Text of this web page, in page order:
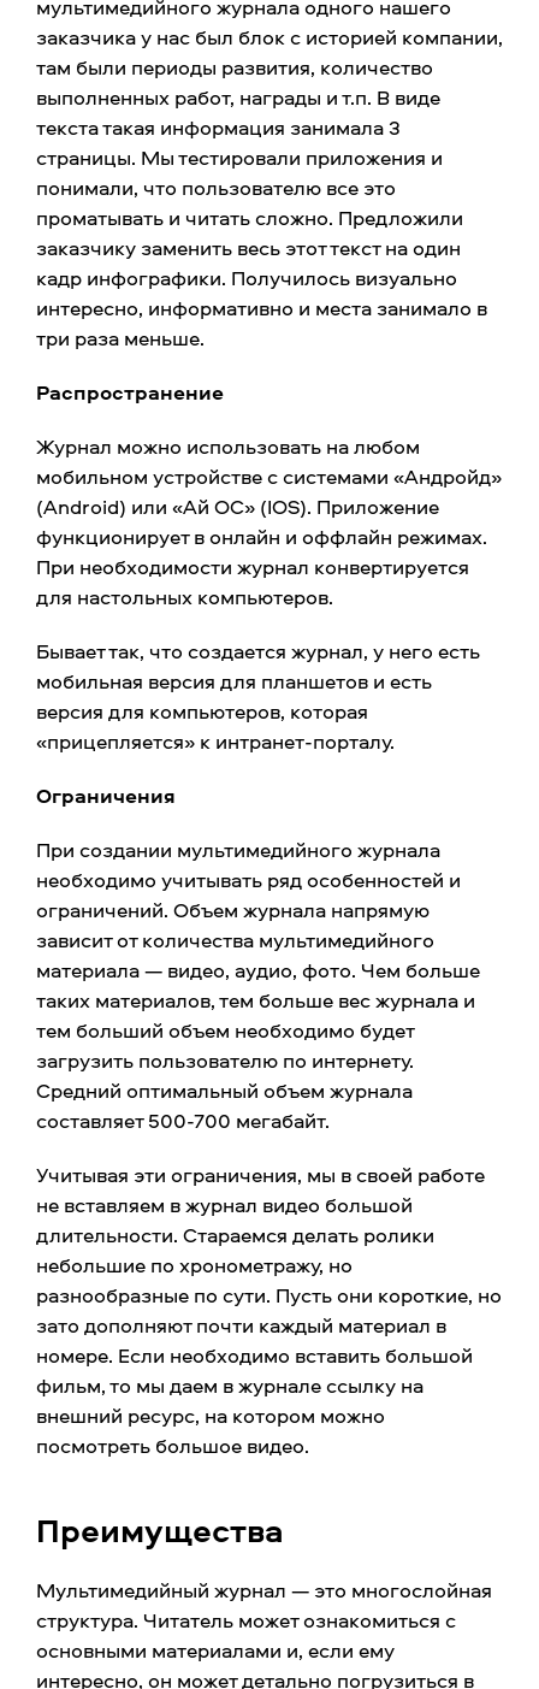
мультимедийного журнала одного нашего
заказчика у нас был блок с историей компании,
там были периоды развития, количество
выполненных работ, награды и т.п. В виде
текста такая информация занимала 3
страницы. Мы тестировали приложения и
понимали, что пользователю все это
проматывать и читать сложно. Предложили
заказчику заменить весь этот текст на один
кадр инфографики. Получилось визуально
интересно, информативно и места занимало в
три раза меньше.
Распространение
Журнал можно использовать на любом
мобильном устройстве с системами «Андройд»
(Android) или «Ай ОС» (IOS). Приложение
функционирует в онлайн и оффлайн режимах.
При необходимости журнал конвертируется
для настольных компьютеров.
Бывает так, что создается журнал, у него есть
мобильная версия для планшетов и есть
версия для компьютеров, которая
«прицепляется» к интранет-порталу.
Ограничения
При создании мультимедийного журнала
необходимо учитывать ряд особенностей и
ограничений. Объем журнала напрямую
зависит от количества мультимедийного
материала — видео, аудио, фото. Чем больше
таких материалов, тем больше вес журнала и
тем больший объем необходимо будет
загрузить пользователю по интернету.
Средний оптимальный объем журнала
составляет 500-700 мегабайт.
Учитывая эти ограничения, мы в своей работе
не вставляем в журнал видео большой
длительности. Стараемся делать ролики
небольшие по хронометражу, но
разнообразные по сути. Пусть они короткие, но
зато дополняют почти каждый материал в
номере. Если необходимо вставить большой
фильм, то мы даем в журнале ссылку на
внешний ресурс, на котором можно
посмотреть большое видео.
Преимущества
Мультимедийный журнал — это многослойная
структура. Читатель может ознакомиться с
основными материалами и, если ему
интересно, он может детально погрузиться в